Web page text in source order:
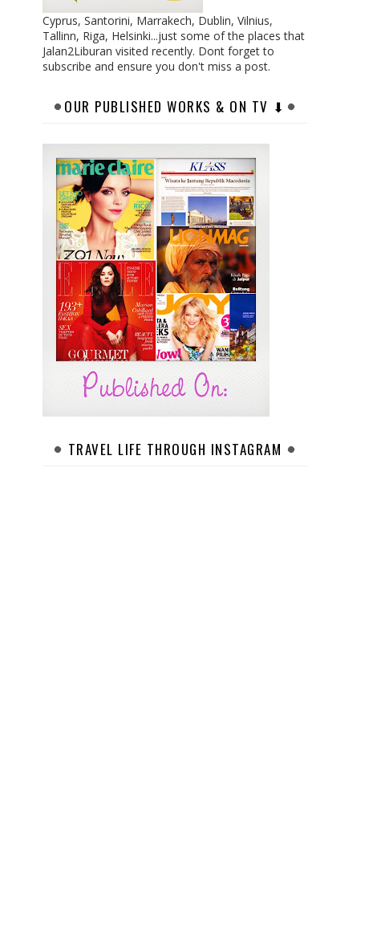
Cyprus, Santorini, Marrakech, Dublin, Vilnius,
Tallinn, Riga, Helsinki...just some of the places that
Jalan2Liburan visited recently. Dont forget to
subscribe and ensure you don't miss a post.
OUR PUBLISHED WORKS & ON TV ⬇︎
TRAVEL LIFE THROUGH INSTAGRAM